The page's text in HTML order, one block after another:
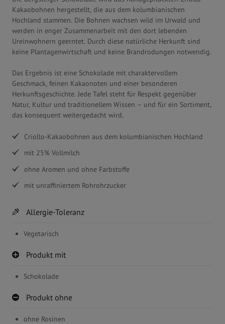
Kakaobohnen hergestellt, die aus dem kolumbianischen
Hochland stammen. Die Bohnen wachsen wild im Urwald und
werden in enger Zusammenarbeit mit den dort lebenden
Ureinwohnern geerntet. Durch diese natürliche Herkunft sind
keine Plantagenwirtschaft und keine Brandrodungen notwendig.
Das Ergebnis ist eine Schokolade mit charaktervollem
Geschmack, feinen Kakaonoten und einer besonderen
Herkunftsgeschichte. Jede Tafel steht für Respekt gegenüber
Natur, Kultur und traditionellem Wissen – und für ein Sortiment,
das konsequent weitergedacht wird.
Criollo-Kakaobohnen aus dem kolumbianischen Hochland
mit 25% Vollmilch
ohne Aromen und ohne Farbstoffe
mit unraffiniertem Rohrohrzucker
Allergie-Toleranz
Vegetarisch
Produkt mit
Schokolade
Produkt ohne
ohne Rosinen